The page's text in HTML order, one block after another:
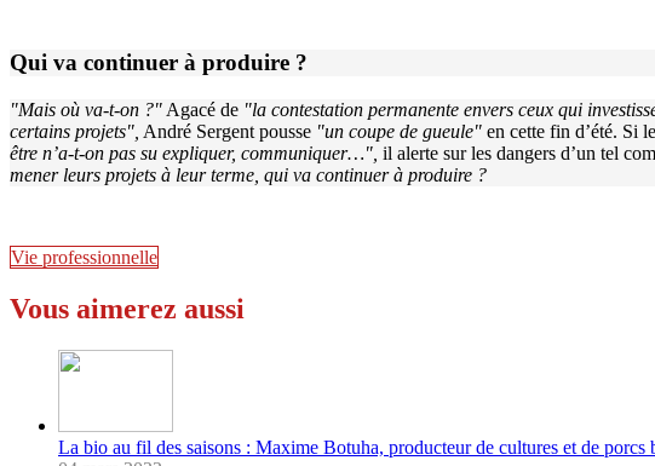
Qui va continuer à produire ?
"Mais où va-t-on ?" Agacé de "la contestation permanente envers ceux qui
certains projets", André Sergent pousse "un coupe de gueule" en cette fin d’été. Si
être n’a-t-on pas su expliquer, communiquer…", il alerte sur les dangers d’un tel
mener leurs projets à leur terme, qui va continuer à produire ?
Vie professionnelle
Vous aimerez aussi
La bio au fil des saisons : Maxime Botuha, producteur de cultures et de